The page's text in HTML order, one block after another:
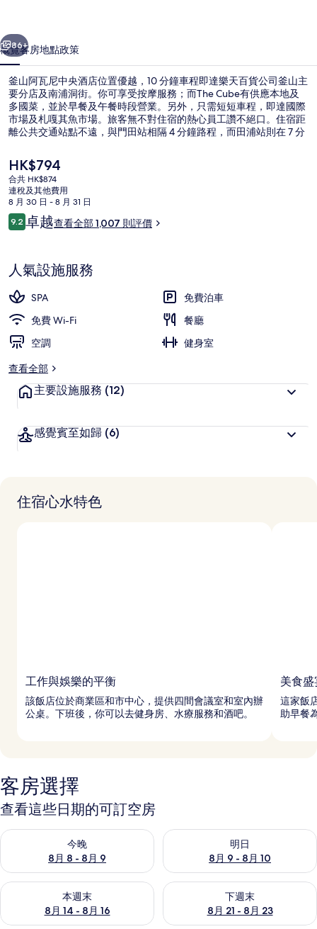
酒
店
相
片
集
個 下一個
86+
概覽客房地點政策
釜山阿瓦尼中央酒店位置優越，10 分鐘車程即達樂天百貨公司釜山主
要分店及南浦洞街。你可享受按摩服務；而The Cube有供應本地及
多國菜，並於早餐及午餐時段營業。另外，只需短短車程，即達國際
市場及札嘎其魚市場。旅客無不對住宿的熱心員工讚不絕口。住宿距
離公共交通站點不遠，與門田站相隔 4 分鐘路程，而田浦站則在 7 分
現
價
HK$794
HK$794
合共 HK$874
連稅及其他費用
8 月 30 日 - 8 月 31 日
評
價
9.29.2 分，滿分 10 分，
卓越查看全部 1,007 則評價
人氣設施服務
SPA
免費泊車
免費 Wi-Fi
餐廳
空調
健身室
查看全部
主要設施服務 (12)
感覺賓至如歸 (6)
住宿心水特色
工作與娛樂的平衡
該飯店位於商業區和市中心，提供四間會議室和室內辦
公桌。下班後，你可以去健身房、水療服務和酒吧。
美食盛
這家飯
助早餐
客房選擇
查看這些日期的可訂空房
今晚
8月 8 - 8月 9
查看今晚 8月 8 - 8月 9的可訂空房
明日
8月 9 - 8月 10
查看明日 8月 9 - 8月 10的可訂
本週末
8月 14 - 8月 16
查看本週末 8月 14 - 8月 16的可訂空房
下週末
8月 21 - 8月 23
查看下週末 8月 21 - 8月 23的